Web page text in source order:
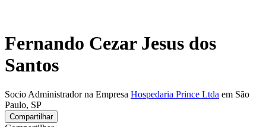
Fernando Cezar Jesus dos
Santos
Socio Administrador na Empresa Hospedaria Prince Ltda em São
Paulo, SP
Compartilhar